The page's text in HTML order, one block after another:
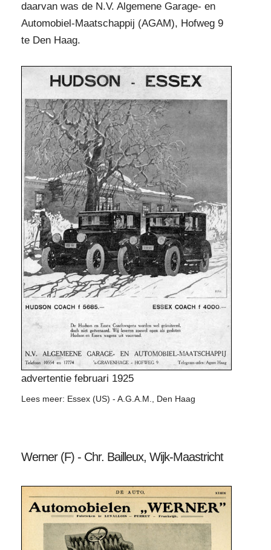
daarvan was de N.V. Algemene Garage- en
Automobiel-Maatschappij (AGAM), Hofweg 9
te Den Haag.
advertentie februari 1925
Lees meer: Essex (US) - A.G.A.M., Den Haag
Werner (F) - Chr. Bailleux, Wijk-Maastricht